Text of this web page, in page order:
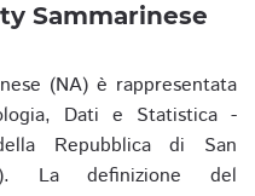
Sammarinese
(NA) è rappresentata
Dati e Statistica -
Repubblica di San
La definizione del